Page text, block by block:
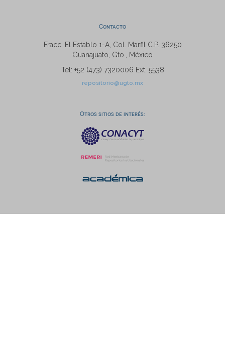
Contacto
Fracc. El Establo 1-A, Col. Marfil C.P. 36250
Guanajuato, Gto., México
Tel: +52 (473) 7320006 Ext. 5538
repositorio@ugto.mx
Otros sitios de interés: